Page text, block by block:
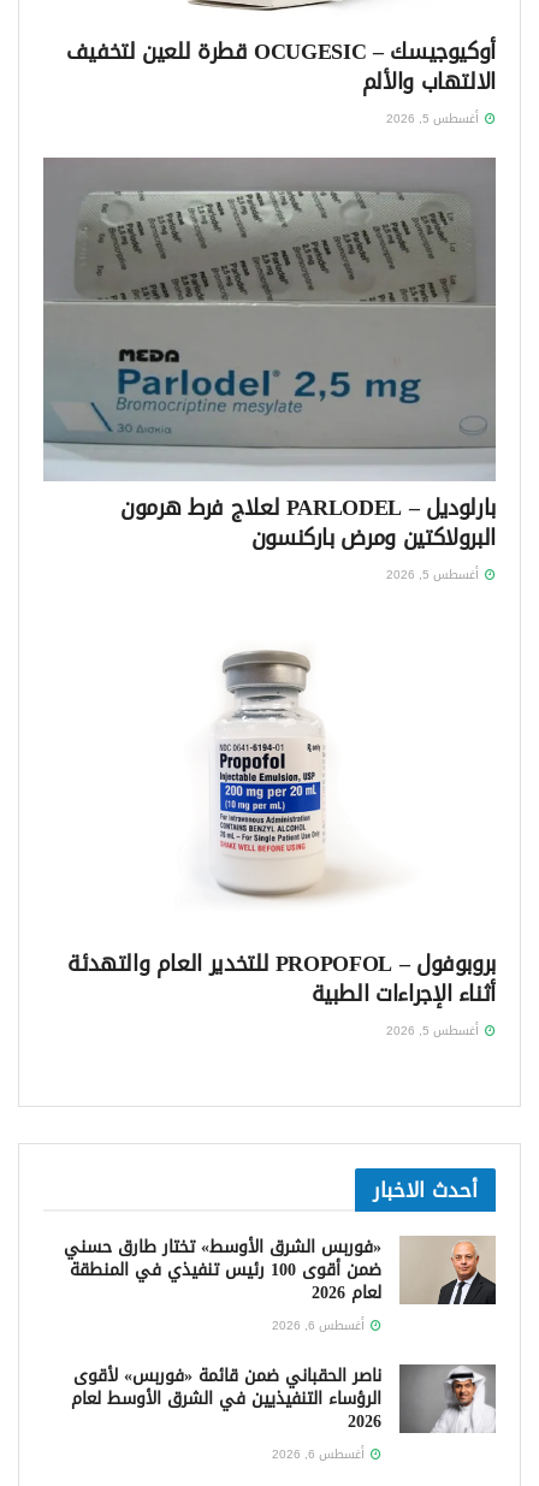
أوكيوجيسك – OCUGESIC قطرة للعين لتخفيف
الالتهاب والألم
أغسطس 5, 2026
بارلوديل – PARLODEL لعلاج فرط هرمون
البرولاكتين ومرض باركنسون
أغسطس 5, 2026
بروبوفول – PROPOFOL للتخدير العام والتهدئة
أثناء الإجراءات الطبية
أغسطس 5, 2026
أحدث الاخبار
«فوربس الشرق الأوسط» تختار طارق حسني
ضمن أقوى 100 رئيس تنفيذي في المنطقة
لعام 2026
أغسطس 6, 2026
ناصر الحقباني ضمن قائمة «فوربس» لأقوى
الرؤساء التنفيذيين في الشرق الأوسط لعام
2026
أغسطس 6, 2026